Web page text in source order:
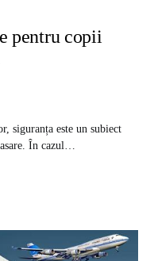
pentru copii
siguranța este un subiect
În cazul…